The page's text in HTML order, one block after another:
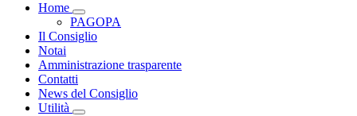
Home
Visualizza menù di secondo livello
PAGOPA
Il Consiglio
Notai
Amministrazione trasparente
Contatti
News del Consiglio
Utilità